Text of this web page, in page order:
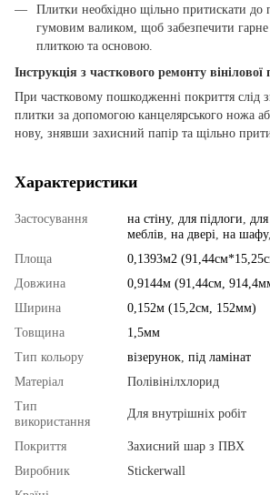
Плитки необхідно щільно притискати до
гумовим валиком, щоб забезпечити
плиткою та основою.
Інструкція з часткового ремонту вінілової
При частковому пошкодженні покриття слід
плитки за допомогою канцелярського ножа
нову, знявши захисний папір та щільно
Характеристики
Застосування на стіну, для підлоги
меблів на двері на шафу,
Площа
0,1393м2
Довжина
0,9144м (91,44см,
Ширина
0,152м (15,2см, 152мм)
Товщина
1,5мм
Тип кольору
візерунок під ламінат
Матеріал
Полівінілхлорид
Тип
використання
Для внутрішніх робіт
Покриття
Захисний шар з ПВХ
Виробник
Stickerwall